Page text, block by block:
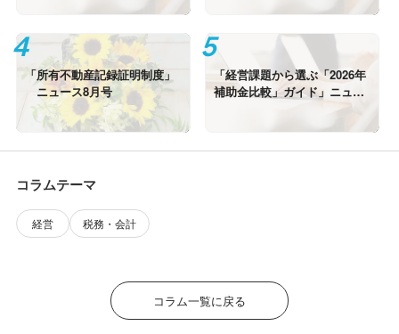
「所有不動産記録証明制度」
ニュース8月号
「経営課題から選ぶ「2026年
補助金比較」ガイド」ニュー
コラムテーマ
経営 税務・会計
コラム一覧に戻る